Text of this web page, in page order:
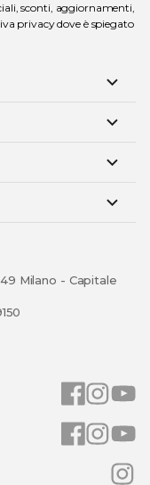
sconti, aggiornamenti,
privacydove è spiegato
Milano - Capitale